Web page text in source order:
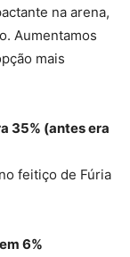
na arena,
Aumentamos
mais
35% (antes era
feitiço de Fúria
6%